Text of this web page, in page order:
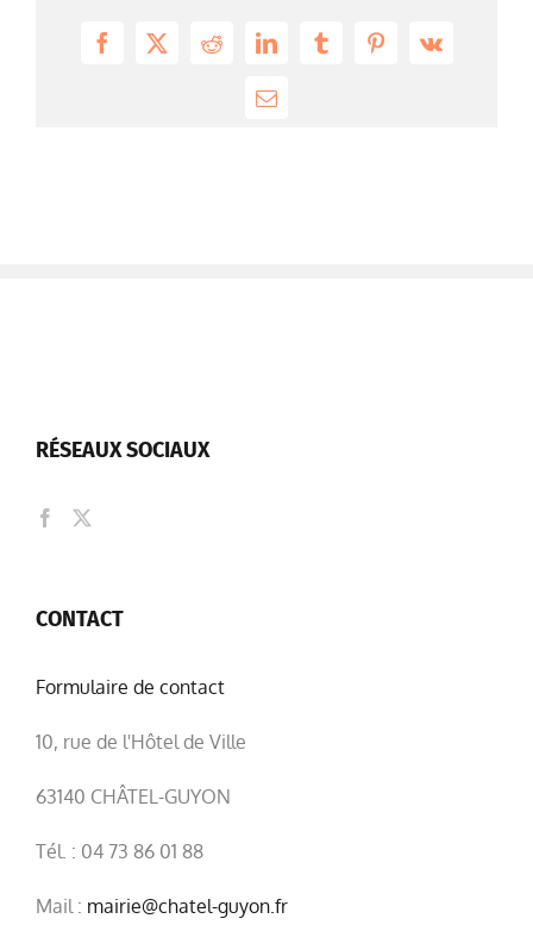
Facebook
X RedditLinkedInTumblrPinterest
Vk
Email
RÉSEAUX SOCIAUX
CONTACT
Formulaire de contact
10, rue de l'Hôtel de Ville
63140 CHÂTEL-GUYON
Tél. : 04 73 86 01 88
Mail : mairie@chatel-guyon.fr